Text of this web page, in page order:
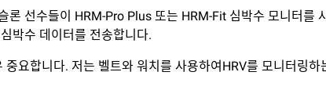
선수들이 HRM-Pro Plus 또는 HRM-Fit 심박수 모니터를
박수 데이터를 전송합니다.
요합니다. 저는 벨트와 워치를 사용하여HRV를 모니터링